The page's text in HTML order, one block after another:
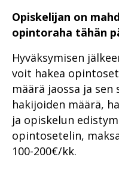
Opiskelijan on
opintoraha tähän
Hyväksymisen
voit hakea
määrä jaossa ja
hakijoiden määrä,
ja opiskelun
opintosetelin,
100-200€/kk.